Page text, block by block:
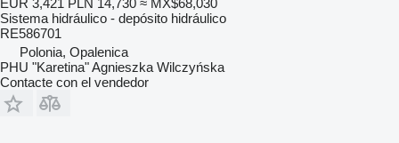
Sistema hidráulico - depósito hidráulico
RE586701
Polonia, Opalenica
PHU "Karetina" Agnieszka Wilczyńska
Contacte con el vendedor